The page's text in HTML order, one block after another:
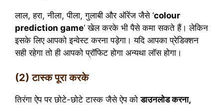
लाल, हरा, नीला, पीला, गुलाबी और ऑरेंज जैसे ‘colour
prediction game‘ खेल करके भी पैसे कमा सकते हैं। लेकिन
इसके लिए आपको इन्वेस्ट करना पड़ेगा। यदि आपका प्रेडिक्शन
सही रहेगा तो ही आपको प्रॉफिट होगा अन्यथा लॉस होगा।
(2) टास्क पूरा करके
तिरंगा ऐप पर छोटे-छोटे टास्क जैसे ऐप कोडाउनलोड करना,